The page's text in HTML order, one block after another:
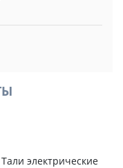
электрические